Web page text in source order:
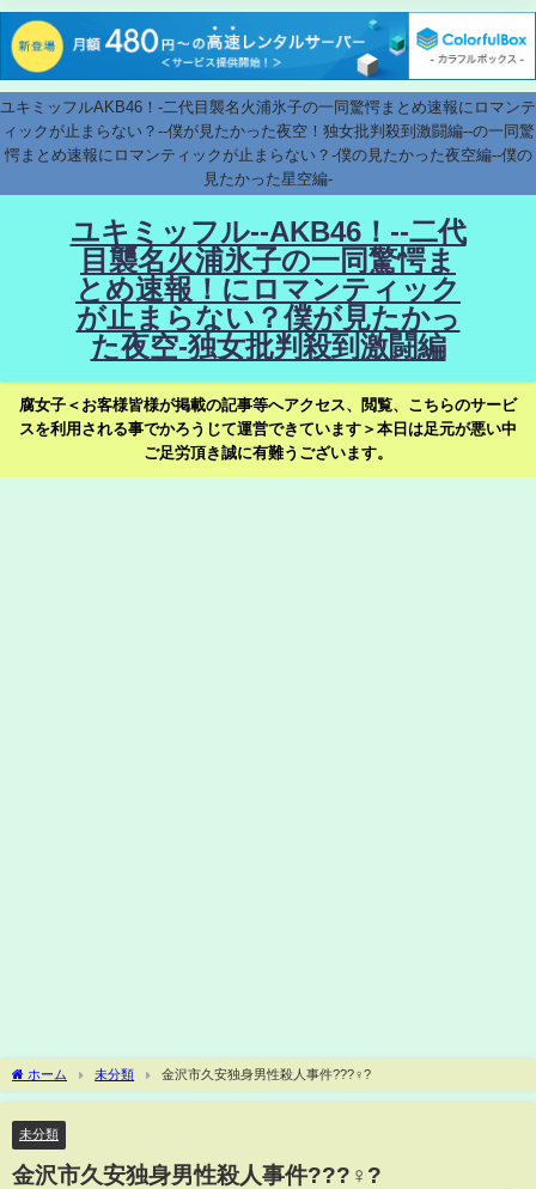
ユキミッフルAKB46！-二代目襲名火浦氷子の一同驚愕まとめ速報にロマンテ
ィックが止まらない？--僕が見たかった夜空！独女批判殺到激闘編--の一同驚
愕まとめ速報にロマンティックが止まらない？-僕の見たかった夜空編--僕の
見たかった星空編-
ユキミッフル--AKB46！--二代
目襲名火浦氷子の一同驚愕ま
とめ速報！にロマンティック
が止まらない？僕が見たかっ
た夜空-独女批判殺到激闘編
腐女子＜お客様皆様が掲載の記事等へアクセス、閲覧、こちらのサービ
スを利用される事でかろうじて運営できています＞本日は足元が悪い中
ご足労頂き誠に有難うございます。
ホーム 未分類 金沢市久安独身男性殺人事件?️??‍♀️?
未分類
金沢市久安独身男性殺人事件?️??‍♀️?